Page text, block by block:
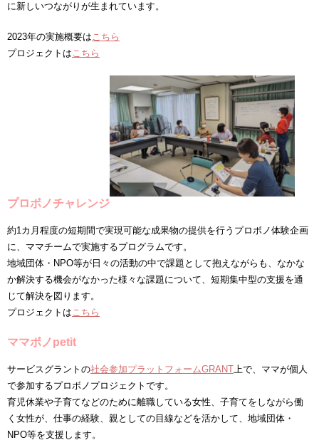
に新しいつながりが⽣まれています。
2023年の実施概要はこちら
プロジェクトはこちら
プロボノチャレンジ
約1カ月程度の短期間で実現可能な成果物の提供を行うプロボノ体験企画
に、ママチームで実施するプログラムです。
地域団体・NPO等が日々の活動の中で課題として抱えながらも、なかな
か解決する機会がなかった様々な課題について、短期集中型の支援を通
じて解決を図ります。
プロジェクトはこちら
ママボノpetit
サービスグラントの社会参加プラットフォームGRANT上で、ママが個人
で参加するプロボノプロジェクトです。
育児休業や子育てなどのために離職している女性、子育てをしながら働
く女性が、仕事の経験、親としての目線などを活かして、地域団体・
NPO等を支援します。